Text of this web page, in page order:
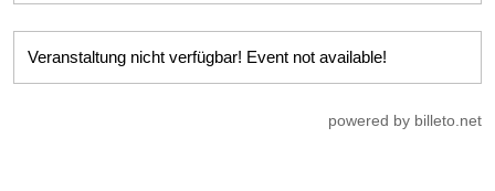
Veranstaltung nicht verfügbar! Event not available!
powered by billeto.net